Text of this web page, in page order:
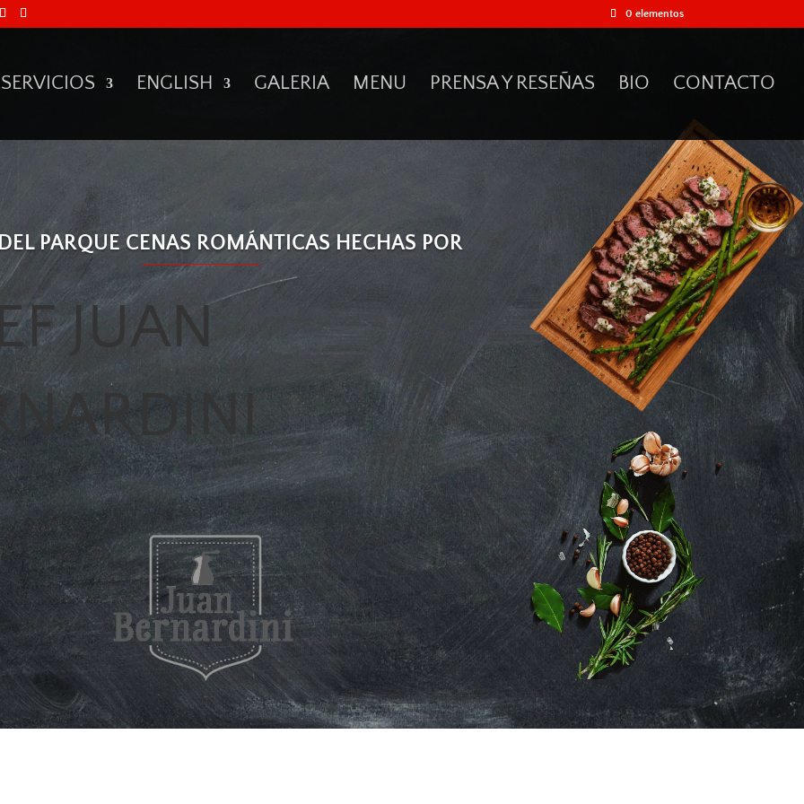
0 elementos
SERVICIOS ENGLISH GALERIA MENU PRENSA Y RESEÑAS BIO CONTACTO
61
PARQUE CENAS ROMÁNTICAS HECHAS POR
JUAN